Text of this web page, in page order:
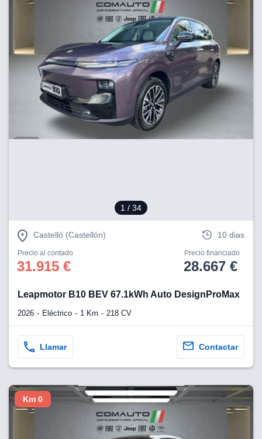
1 / 34
Castelló (Castellón) 10 dias
Precio al contado
31.915 €
Precio financiado
28.667 €
Leapmotor B10 BEV 67.1kWh Auto DesignProMax
2026 Eléctrico 1 Km 218 CV
Llamar Contactar
Km 0